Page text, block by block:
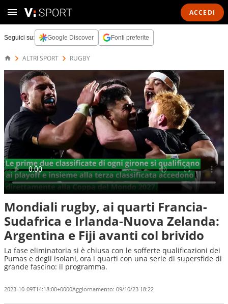
ACCEDI
Seguici su: Google Discover Fonti preferite
ALTRI SPORT RUGBY
Mondiali rugby, ai quarti Francia-
Sudafrica e Irlanda-Nuova Zelanda:
Argentina e Fiji avanti col brivido
La fase eliminatoria si è chiusa con le sofferte qualificazioni dei
Pumas e degli isolani, ora i quarti con una serie di supersfide di
grande fascino: il programma.
2023-10-09T14:18:00+0000Aggiornamento: 09/10/23 18:22